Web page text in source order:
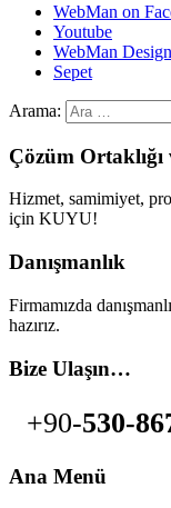
WebMan on
Youtube
WebMan Design
Sepet
Arama:
Çözüm Ortaklığı
Hizmet, samimiyet,
için KUYU!
Danışmanlık
Firmamızda
hazırız.
Bize Ulaşın…
+90-530-
Ana Menü